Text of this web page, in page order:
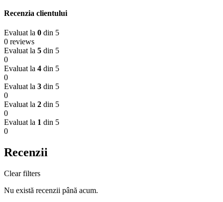
Recenzia clientului
Evaluat la 0 din 5
0 reviews
Evaluat la 5 din 5
0
Evaluat la 4 din 5
0
Evaluat la 3 din 5
0
Evaluat la 2 din 5
0
Evaluat la 1 din 5
0
Recenzii
Clear filters
Nu există recenzii până acum.